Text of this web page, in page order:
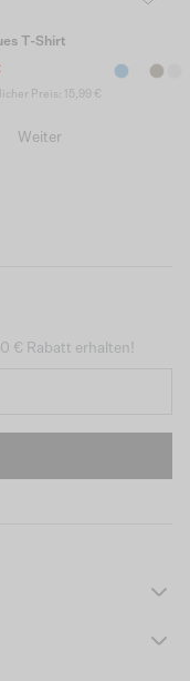
T-Shirt
Preis: 15,99 €
Weiter
€ Rabatt erhalten!